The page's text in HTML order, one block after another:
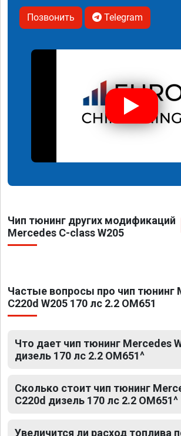
Позвонить Telegram
Чип тюнинг других модификаций
Mercedes C-class W205
Частые вопросы про чип тюнинг
C220d W205 170 лс 2.2 OM651
Что дает чип тюнинг Mercedes
дизель 170 лс 2.2 OM651^
Сколько стоит чип тюнинг
C220d дизель 170 лс 2.2 OM651^
Увеличится ли расход топлива